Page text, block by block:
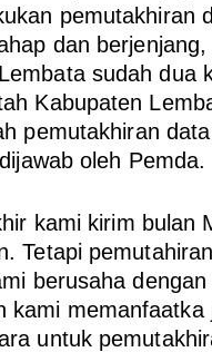
pemutakhiran
dan berjenjang,
sudah dua
Kabupaten
pemutakhiran
oleh Pemda.
kami kirim bulan
Tetapi
berusaha
kami memanfaatka
untuk